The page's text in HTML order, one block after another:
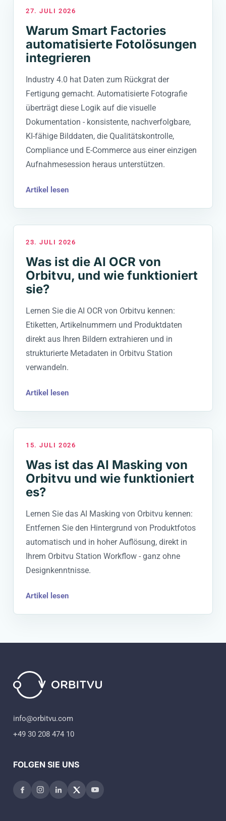
27. JULI 2026
Warum Smart Factories
automatisierte Fotolösungen
integrieren
Industry 4.0 hat Daten zum Rückgrat der
Fertigung gemacht. Automatisierte Fotografie
überträgt diese Logik auf die visuelle
Dokumentation - konsistente, nachverfolgbare,
KI-fähige Bilddaten, die Qualitätskontrolle,
Compliance und E-Commerce aus einer einzigen
Aufnahmesession heraus unterstützen.
Artikel lesen
23. JULI 2026
Was ist die AI OCR von
Orbitvu, und wie funktioniert
sie?
Lernen Sie die AI OCR von Orbitvu kennen:
Etiketten, Artikelnummern und Produktdaten
direkt aus Ihren Bildern extrahieren und in
strukturierte Metadaten in Orbitvu Station
verwandeln.
Artikel lesen
15. JULI 2026
Was ist das AI Masking von
Orbitvu und wie funktioniert
es?
Lernen Sie das AI Masking von Orbitvu kennen:
Entfernen Sie den Hintergrund von Produktfotos
automatisch und in hoher Auflösung, direkt in
Ihrem Orbitvu Station Workflow - ganz ohne
Designkenntnisse.
Artikel lesen
info@orbitvu.com
+49 30 208 474 10
FOLGEN SIE UNS